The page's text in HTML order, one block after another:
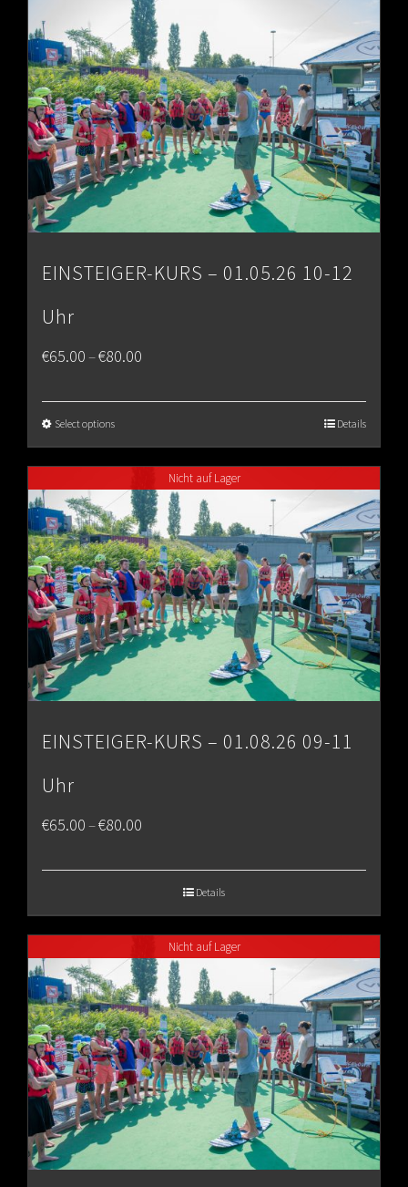
EINSTEIGER-KURS – 01.05.26 10-12
Uhr
€65.00–€80.00
€80.00
Select options Details
Nicht auf Lager
EINSTEIGER-KURS – 01.08.26 09-11
Uhr
€65.00–€80.00
€80.00
Details
Nicht auf Lager